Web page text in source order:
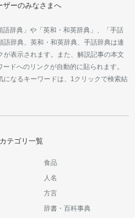
ザーのみなさまへ
辞典」や「英和・和英辞典」、「手話
辞典、英和・和英辞典、手話辞典は連
表示されます。また、解説記事の本文
ドへのリンクが自動的に貼られます。
なるキーワードは、1クリックで検索結
テゴリ一覧
食品
人名
方言
辞書・百科事典